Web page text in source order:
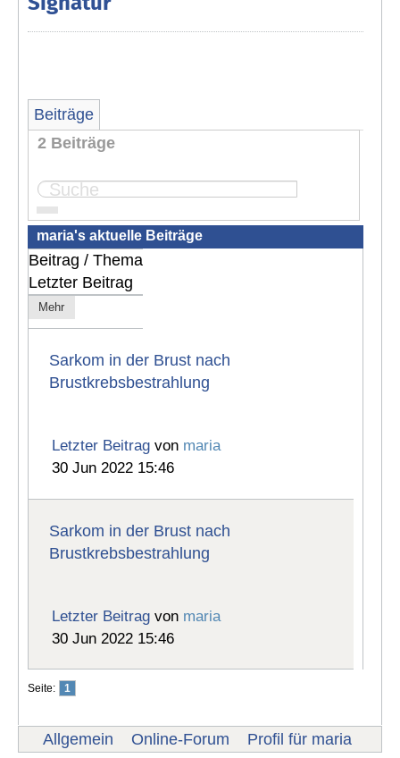
Beiträge
2 Beiträge
maria's aktuelle Beiträge
Beitrag / Thema
Letzter Beitrag
Mehr
Sarkom in der Brust nach
Brustkrebsbestrahlung
Letzter Beitrag von maria
30 Jun 2022 15:46
Sarkom in der Brust nach
Brustkrebsbestrahlung
Letzter Beitrag von maria
30 Jun 2022 15:46
Seite: 1
Allgemein Online-Forum Profil für maria